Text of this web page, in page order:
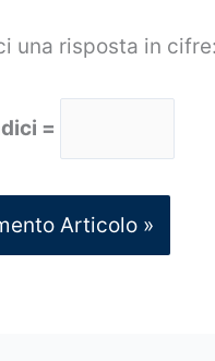
una risposta in cifre:
=